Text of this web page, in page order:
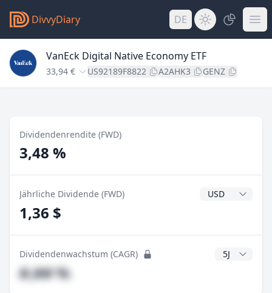
DivvyDiary DE
VanEck Digital Native Economy ETF
33,94 € US92189F8822 A2AHK3 GENZ
Dividendenrendite (FWD)
3,48 %
Jährliche Dividende (FWD)
1,36 $
Dividendenwachstum (CAGR) CAGR Jahre
#,## %